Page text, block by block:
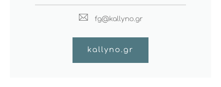
fg@kallyno.gr
kallyno.gr